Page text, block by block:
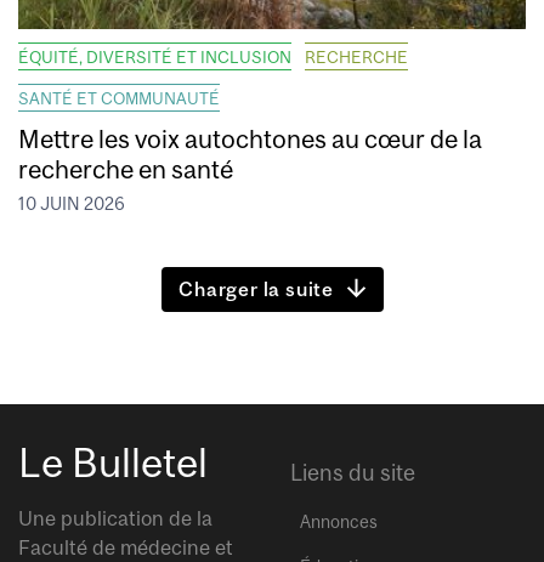
ÉQUITÉ, DIVERSITÉ ET INCLUSION RECHERCHE
SANTÉ ET COMMUNAUTÉ
Mettre les voix autochtones au cœur de la
recherche en santé
10 JUIN 2026
Charger la suite
Le Bulletel
Une publication de la
Faculté de médecine et
Liens du site
Annonces